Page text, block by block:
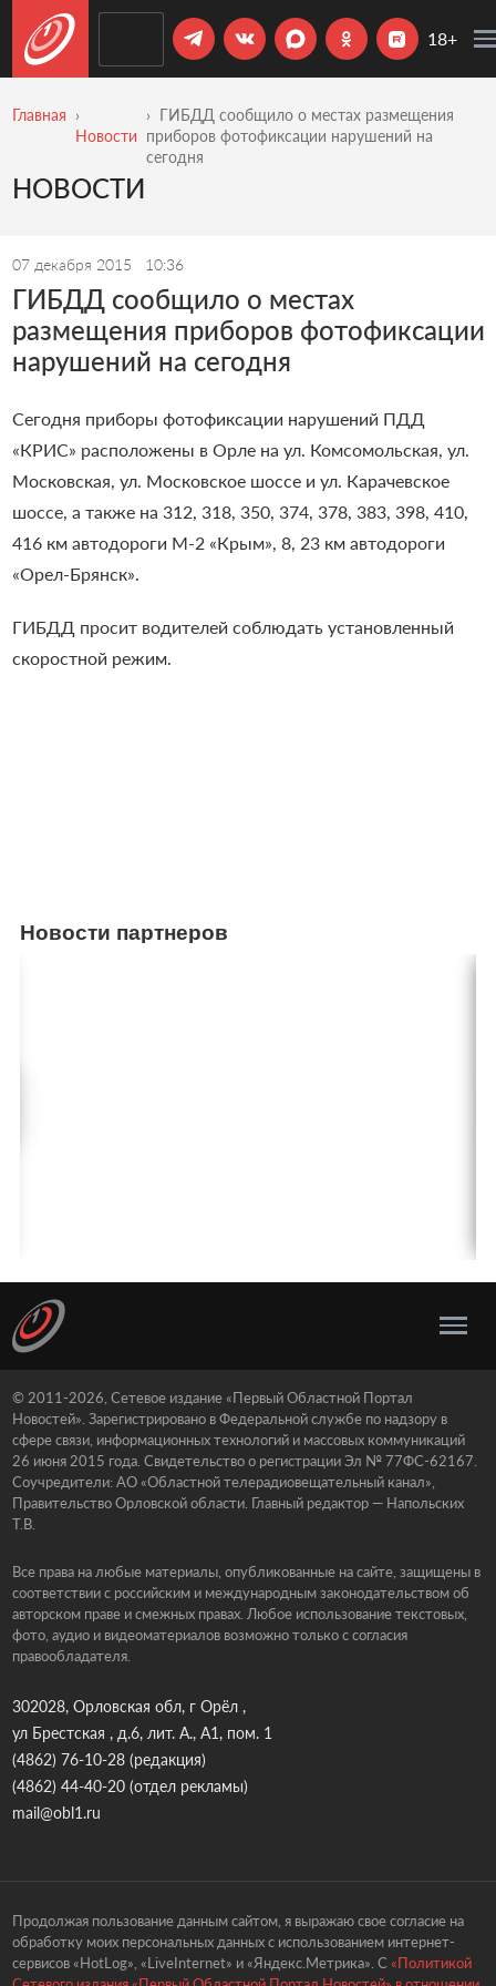
18+
Главная
Новости
ГИБДД сообщило о местах размещения
приборов фотофиксации нарушений на
сегодня
НОВОСТИ
07 декабря 2015 10:36
ГИБДД сообщило о местах
размещения приборов фотофиксации
нарушений на сегодня
Сегодня приборы фотофиксации нарушений ПДД
«КРИС» расположены в Орле на ул. Комсомольская, ул.
Московская, ул. Московское шоссе и ул. Карачевское
шоссе, а также на 312, 318, 350, 374, 378, 383, 398, 410,
416 км автодороги М-2 «Крым», 8, 23 км автодороги
«Орел-Брянск».
ГИБДД просит водителей соблюдать установленный
скоростной режим.
Новости партнеров
© 2011-2026, Сетевое издание «Первый Областной Портал
Новостей». Зарегистрировано в Федеральной службе по надзору в
сфере связи, информационных технологий и массовых коммуникаций
26 июня 2015 года. Свидетельство о регистрации Эл № 77ФС-62167.
Соучредители: АО «Областной телерадиовещательный канал»,
Правительство Орловской области. Главный редактор — Напольских
Т.В.
Все права на любые материалы, опубликованные на сайте, защищены в
соответствии с российским и международным законодательством об
авторском праве и смежных правах. Любое использование текстовых,
фото, аудио и видеоматериалов возможно только с согласия
правообладателя.
302028, Орловская обл, г Орёл ,
ул Брестская , д.6, лит. А., А1, пом. 1
(4862) 76-10-28(редакция)
(4862) 44-40-20(отдел рекламы)
mail@obl1.ru
Продолжая пользование данным сайтом, я выражаю свое согласие на
обработку моих персональных данных с использованием интернет-
сервисов «HotLog», «LiveInternet» и «Яндекс.Метрика». С «Политикой